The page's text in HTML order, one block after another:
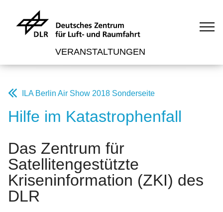
VERANSTALTUNGEN
ILA Berlin Air Show 2018 Sonderseite
Hilfe im Katastrophenfall
Das Zentrum für
Satellitengestützte
Kriseninformation (ZKI) des
DLR